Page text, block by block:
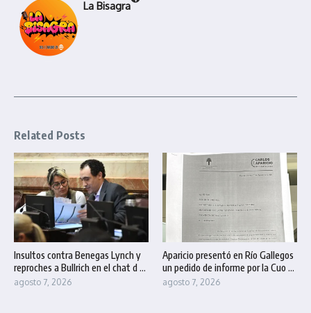
La Bisagra
Related Posts
Insultos contra Benegas Lynch y
reproches a Bullrich en el chat d ...
agosto 7, 2026
Aparicio presentó en Río Gallegos
un pedido de informe por la Cuo ...
agosto 7, 2026